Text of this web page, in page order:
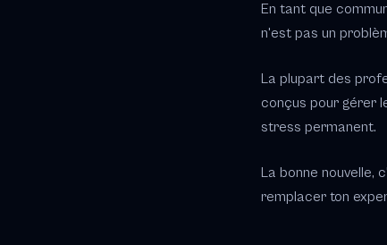
En tant que
n'est pas un
La plupart des
conçus pour gérer
stress permanent.
La bonne nouvelle,
remplacer ton